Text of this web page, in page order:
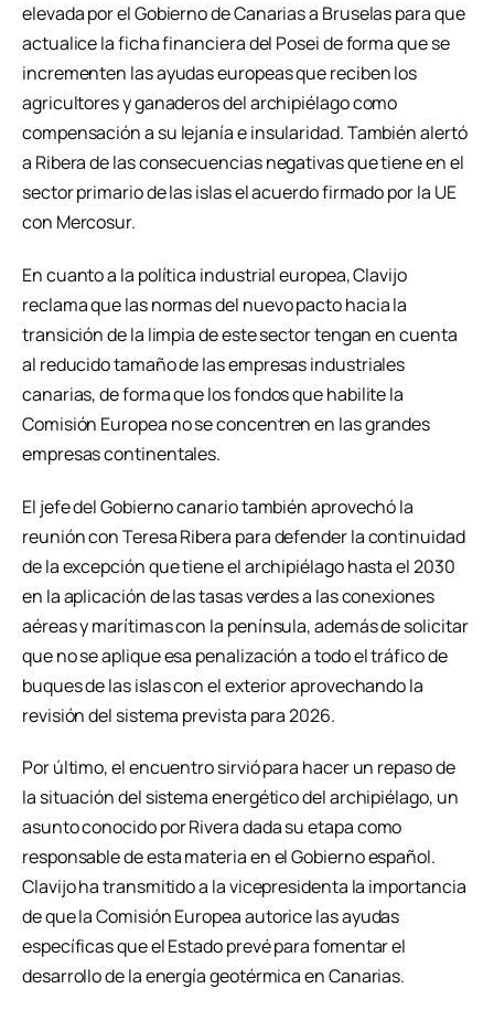
elevada por el Gobierno de Canarias a Bruselas para que
actualice la ficha financiera del Posei de forma que se
incrementen las ayudas europeas que reciben los
agricultores y ganaderos del archipiélago como
compensación a su lejanía e insularidad. También alertó
a Ribera de las consecuencias negativas que tiene en el
sector primario de las islas el acuerdo firmado por la UE
con Mercosur.
En cuanto a la política industrial europea, Clavijo
reclama que las normas del nuevo pacto hacia la
transición de la limpia de este sector tengan en cuenta
al reducido tamaño de las empresas industriales
canarias, de forma que los fondos que habilite la
Comisión Europea no se concentren en las grandes
empresas continentales.
El jefe del Gobierno canario también aprovechó la
reunión con Teresa Ribera para defender la continuidad
de la excepción que tiene el archipiélago hasta el 2030
en la aplicación de las tasas verdes a las conexiones
aéreas y marítimas con la península, además de solicitar
que no se aplique esa penalización a todo el tráfico de
buques de las islas con el exterior aprovechando la
revisión del sistema prevista para 2026.
Por último, el encuentro sirvió para hacer un repaso de
la situación del sistema energético del archipiélago, un
asunto conocido por Rivera dada su etapa como
responsable de esta materia en el Gobierno español.
Clavijo ha transmitido a la vicepresidenta la importancia
de que la Comisión Europea autorice las ayudas
específicas que el Estado prevé para fomentar el
desarrollo de la energía geotérmica en Canarias.